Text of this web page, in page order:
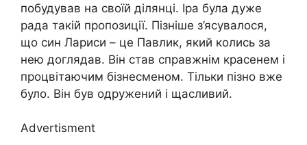
побудував на своїй ділянці. Іра була дуже
рада такій пропозиції. Пізніше з’ясувалося,
що син Лариси – це Павлик, який колись за
нею доглядав. Він став справжнім красенем і
процвітаючим бізнесменом. Тільки пізно вже
було. Він був одружений і щасливий.
Advertisment